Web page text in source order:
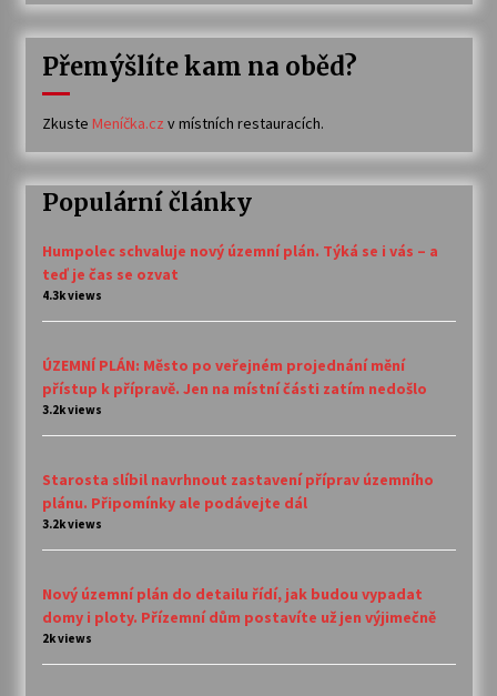
Přemýšlíte kam na oběd?
Zkuste Meníčka.cz v místních restauracích.
Populární články
Humpolec schvaluje nový územní plán. Týká se i vás – a
teď je čas se ozvat
4.3k views
ÚZEMNÍ PLÁN: Město po veřejném projednání mění
přístup k přípravě. Jen na místní části zatím nedošlo
3.2k views
Starosta slíbil navrhnout zastavení příprav územního
plánu. Připomínky ale podávejte dál
3.2k views
Nový územní plán do detailu řídí, jak budou vypadat
domy i ploty. Přízemní dům postavíte už jen výjimečně
2k views